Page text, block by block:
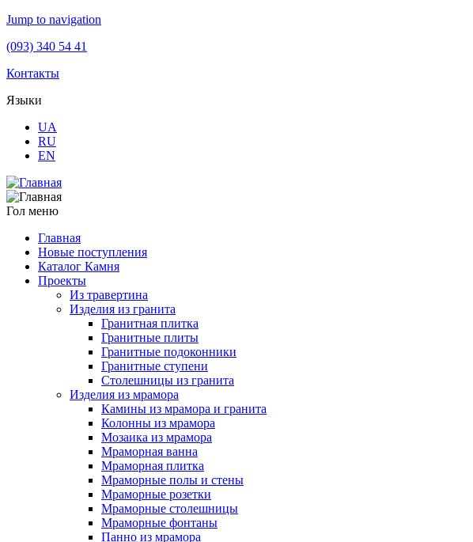
Jump to navigation
(093) 340 54 41
Контакты
Языки
UA
RU
EN
Гол меню
Главная
Новые поступления
Каталог Камня
Проекты
Из травертина
Изделия из гранита
Гранитная плитка
Гранитные плиты
Гранитные подоконники
Гранитные ступени
Столешницы из гранита
Изделия из мрамора
Камины из мрамора и гранита
Колонны из мрамора
Мозаика из мрамора
Мраморная ванна
Мраморная плитка
Мраморные полы и стены
Мраморные розетки
Мраморные столешницы
Мраморные фонтаны
Панно из мрамора